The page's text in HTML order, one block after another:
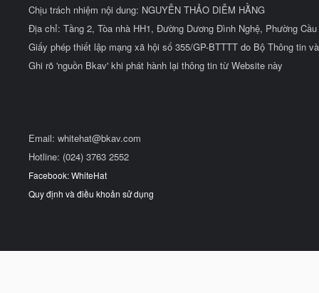
Chịu trách nhiệm nội dung: NGUYỄN THẢO DIỄM HẰNG
Địa chỉ: Tầng 2, Tòa nhà HH1, Đường Dương Đình Nghệ, Phường
Giấy phép thiết lập mạng xã hội số 355/GP-BTTTT do Bộ Thông tin
Ghi rõ 'nguồn Bkav' khi phát hành lại thông tin từ Website này
Email: whitehat@bkav.com
Hotline: (024) 3763 2552
Facebook: WhiteHat
Quy định và điều khoản sử dụng